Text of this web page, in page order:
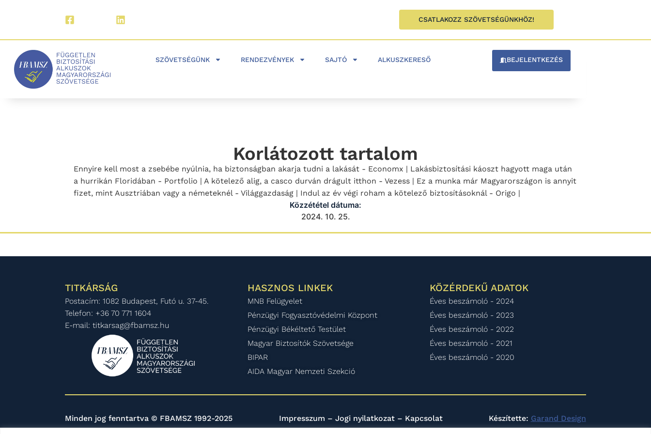
CSATLAKOZZ SZÖVETSÉGÜNKHÖZ!
SZÖVETSÉGÜNK RENDEZVÉNYEK SAJTÓ ALKUSZKERESŐ BEJELENTKEZÉS
Korlátozott tartalom
Ennyire kell most a zsebébe nyúlnia, ha biztonságban akarja tudni a lakását - Economx | Lakásbiztosítási káoszt hagyott maga után
a hurrikán Floridában - Portfolio | A kötelező alig, a casco durván drágult itthon - Vezess | Ez a munka már Magyarországon is annyit
fizet, mint Ausztriában vagy a németeknél - Világgazdaság | Indul az év végi roham a kötelező biztosításoknál - Origo |
Közzététel dátuma:
2024. 10. 25.
TITKÁRSÁG
Postacím: 1082 Budapest, Futó u. 37-45.
Telefon: +36 70 771 1604
E-mail: titkarsag@fbamsz.hu
HASZNOS LINKEK
MNB Felügyelet
Pénzügyi Fogyasztóvédelmi Központ
Pénzügyi Békéltető Testület
Magyar Biztosítók Szövetsége
BIPAR
AIDA Magyar Nemzeti Szekció
KÖZÉRDEKŰ ADATOK
Éves beszámoló - 2024
Éves beszámoló - 2023
Éves beszámoló - 2022
Éves beszámoló - 2021
Éves beszámoló - 2020
Minden jog fenntartva © FBAMSZ 1992-2025 Impresszum – Jogi nyilatkozat– Kapcsolat Készítette: Garand Design